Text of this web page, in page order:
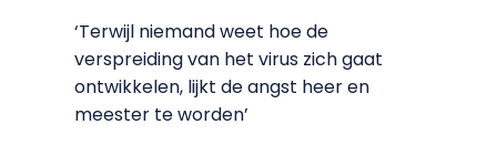
‘Terwijl niemand weet hoe de
verspreiding van het virus zich gaat
ontwikkelen, lijkt de angst heer en
meester te worden’